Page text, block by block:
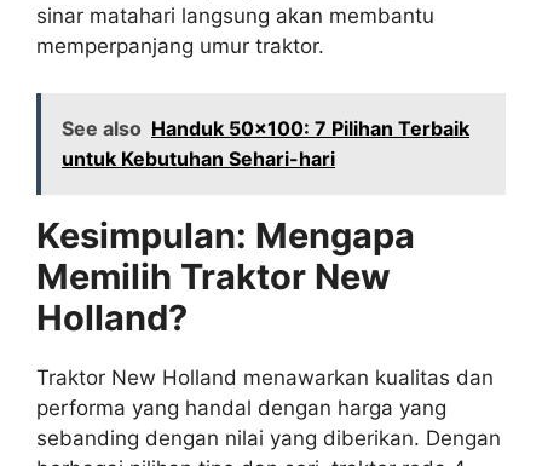
sinar matahari langsung akan membantu
memperpanjang umur traktor.
See also Handuk 50x100: 7 Pilihan Terbaik
untuk Kebutuhan Sehari-hari
Kesimpulan: Mengapa
Memilih Traktor New
Holland?
Traktor New Holland menawarkan kualitas dan
performa yang handal dengan harga yang
sebanding dengan nilai yang diberikan. Dengan